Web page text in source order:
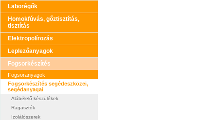
Laborégők
Homokfúvás, gőztisztítás,
tisztítás
Elektropolírozás
Leplezőanyagok
Fogsorkészítés
Fogsoranyagok
Fogsorkészítés segédeszközei,
segédanyagai
Alábélelő készülékek
Ragasztók
Izolálószerek